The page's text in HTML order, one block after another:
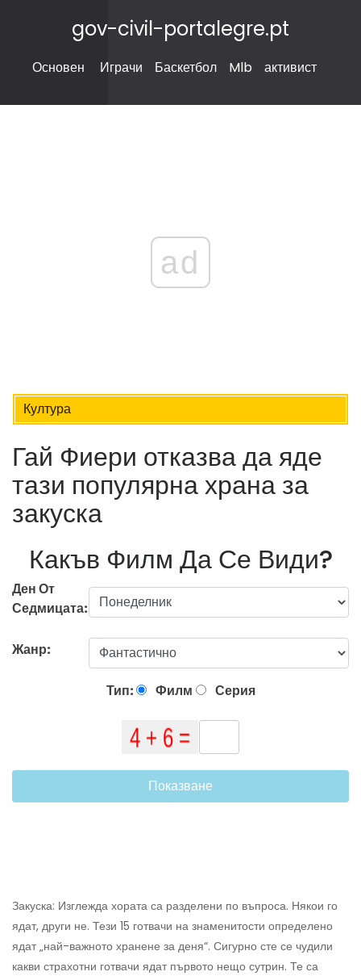
gov-civil-portalegre.pt
Основен Играчи Баскетбол Mlb активист
ad
Култура
Гай Фиери отказва да яде
тази популярна храна за
закуска
Какъв Филм Да Се Види?
Ден От
Седмицата:
Жанр:
Тип: Филм Серия
Показване
Закуска: Изглежда хората са разделени по въпроса. Някои го
ядат, други не. Тези 15 готвачи на знаменитости определено
ядат „най-важното хранене за деня“. Сигурно сте се чудили
какви страхотни готвачи ядат първото нещо сутрин. Те са